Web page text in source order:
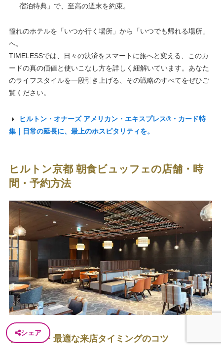
宿泊特典」で、至高の週末を約束。
憧れのホテルを「いつか行く場所」から「いつでも帰れる場所」
へ。
TIMELESSでは、日々の決済をスマートに旅へと変える、このカ
ードの真の価値と使いこなし方を詳しく紐解いています。あなた
のライフスタイルを一段引き上げる、その戦略のすべてをぜひご
覧ください。
ヒルトン・オナーズ アメリカン・エキスプレス®・カード特
集｜日常の延長に、最上のホスピタリティを。
ヒルトン京都 朝食ビュッフェの店舗・時
間・予約方法
朝食時間・最適な来店タイミングのコツ
シェア